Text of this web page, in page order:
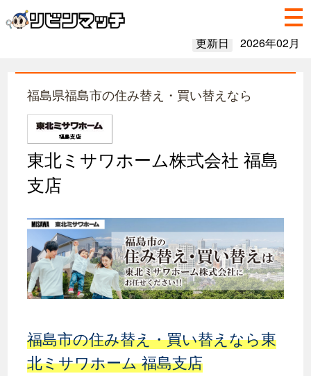
更新日 2026年02月
福島県福島市の住み替え・買い替えなら
東北ミサワホーム株式会社 福島
支店
福島市の住み替え・買い替えなら東
北ミサワホーム 福島支店